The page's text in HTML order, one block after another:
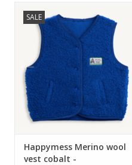
SALE
cobalt -
TOEVOEGEN AAN WINKELWAGEN
Happymess Merino wool
vest cobalt -